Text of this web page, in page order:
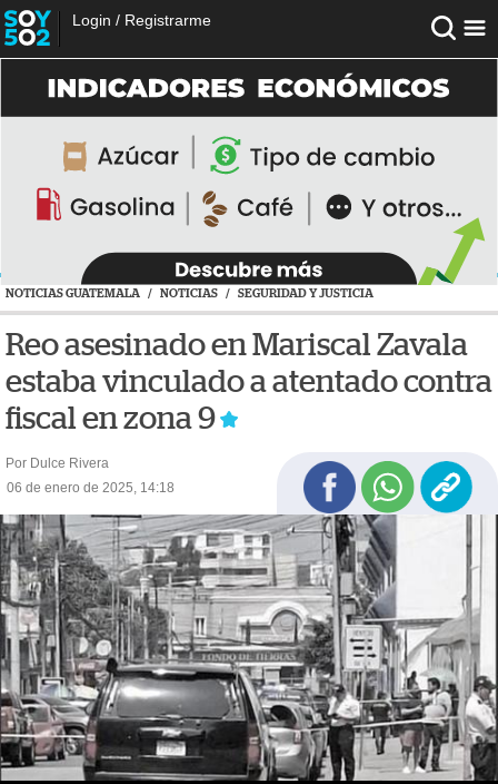
Login / Registrarme
NOTICIAS GUATEMALA / NOTICIAS / SEGURIDAD Y JUSTICIA
Reo asesinado en Mariscal Zavala
estaba vinculado a atentado contra
fiscal en zona 9
Por Dulce Rivera
06 de enero de 2025, 14:18